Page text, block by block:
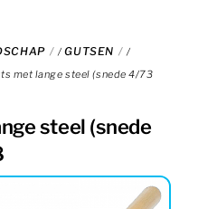
/GUTSEN /
met lange steel (snede 4/73
steel (snede